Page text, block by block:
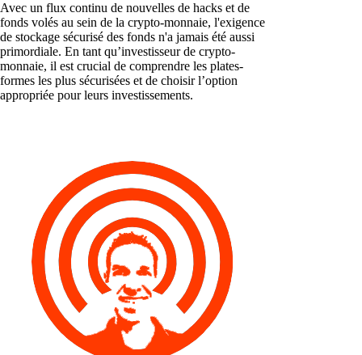
Avec un flux continu de nouvelles de hacks et de
fonds volés au sein de la crypto-monnaie, l'exigence
de stockage sécurisé des fonds n'a jamais été aussi
primordiale. En tant qu’investisseur de crypto-
monnaie, il est crucial de comprendre les plates-
formes les plus sécurisées et de choisir l’option
appropriée pour leurs investissements.